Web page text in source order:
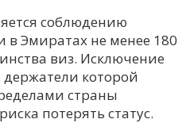
соблюдению
Эмиратах не менее 180
виз. Исключение
держатели которой
страны
потерять статус.